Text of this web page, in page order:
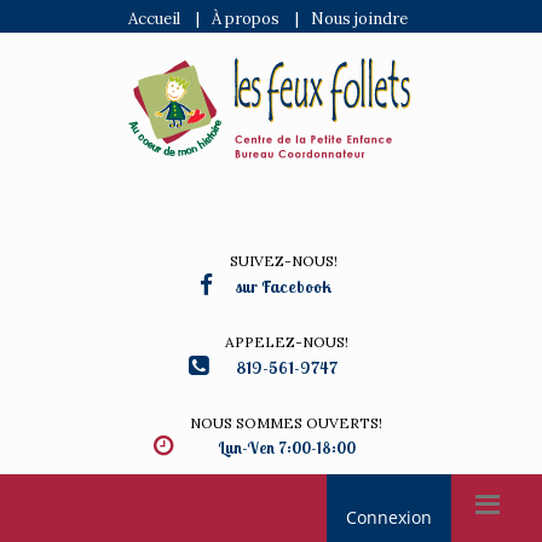
Accueil | À propos | Nous joindre
SUIVEZ-NOUS!
sur Facebook
APPELEZ-NOUS!
819-561-9747
NOUS SOMMES OUVERTS!
Lun-Ven 7:00-18:00
Connexion